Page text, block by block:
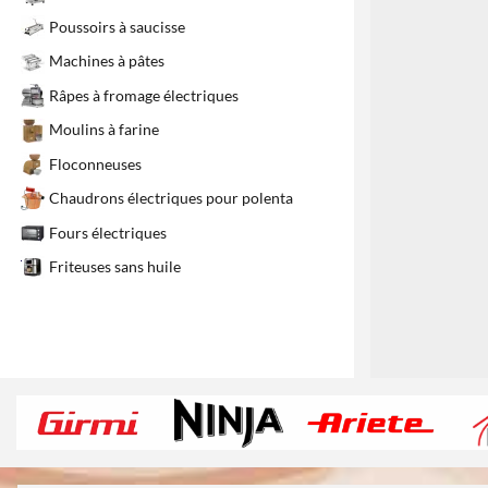
Poussoirs à saucisse
Machines à pâtes
Râpes à fromage électriques
Moulins à farine
Floconneuses
Chaudrons électriques pour polenta
Fours électriques
Friteuses sans huile